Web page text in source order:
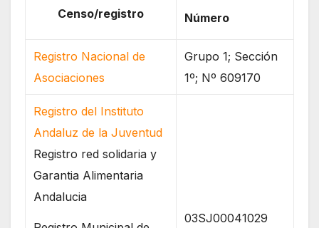
Censo/registro Número
Registro Nacional de
Asociaciones
Grupo 1; Sección
1º; Nº 609170
Registro del Instituto
Andaluz de la Juventud
Registro red solidaria y
Garantia Alimentaria
Andalucia
03SJ00041029